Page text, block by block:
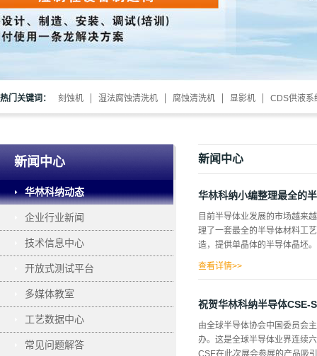
热门关键词： 刻蚀机 湿法腐蚀清洗机 腐蚀清洗机 显影机 CDS供液系
新闻中心
华林科纳动态
企业行业新闻
技术信息中心
开放式测试平台
多媒体教室
工艺数据中心
常见问题解答
新闻中心
华林科纳小编整理最全的
目前半导体业发展的市场越来
理了一套最全的半导体材料工
造，提供单晶体的半导体晶坯
磁、上虞晶盛、晋江耐特克、
相沉积的一种特殊工艺，其生
国CVD Equipment公司、美国
查看详情>>
祝贺华林科纳半导体CSE-
由全球半导体协会中国委员会
办。这是全球半导体业界连续
CSE在此次展会参展的产品吸